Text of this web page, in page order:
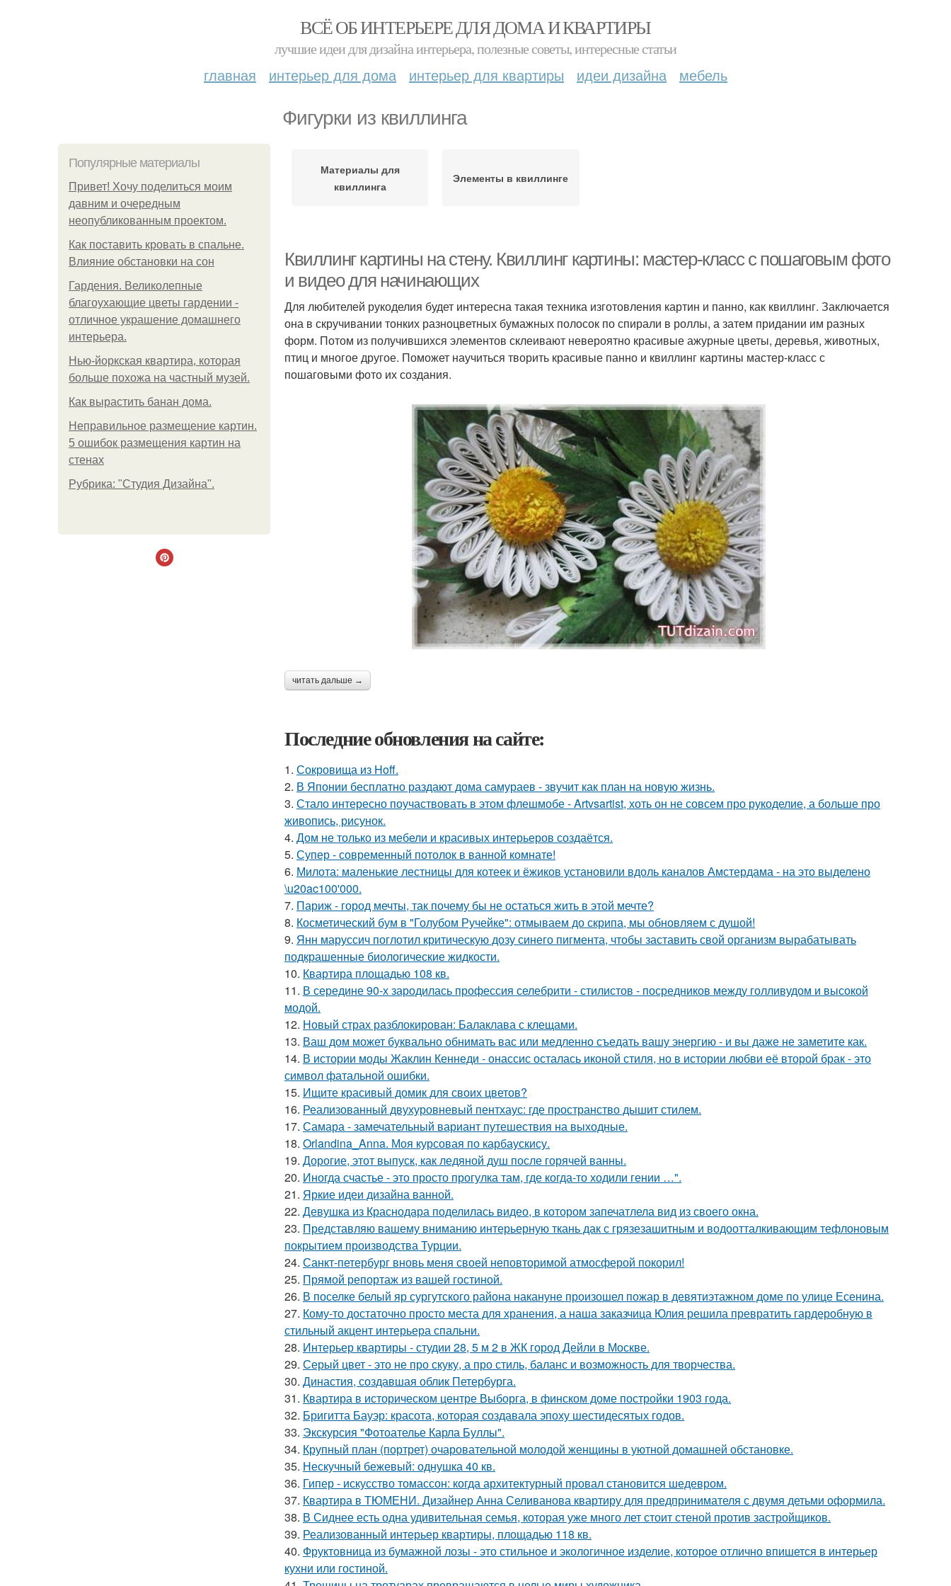
ВСЁ ОБ ИНТЕРЬЕРЕ ДЛЯ ДОМА И КВАРТИРЫ
лучшие идеи для дизайна интерьера, полезные советы, интересные статьи
главная интерьер для дома интерьер для квартиры идеи дизайна мебель
Фигурки из квиллинга
Популярные материалы
Привет! Хочу поделиться моим
давним и очередным
неопубликованным проектом.
Как поставить кровать в спальне.
Влияние обстановки на сон
Гардения. Великолепные
благоухающие цветы гардении -
отличное украшение домашнего
интерьера.
Нью-йоркская квартира, которая
больше похожа на частный музей.
Как вырастить банан дома.
Неправильное размещение картин.
5 ошибок размещения картин на
стенах
Рубрика: "Студия Дизайна".
Материалы для
квиллинга
Элементы в квиллинге
Квиллинг картины на стену. Квиллинг картины: мастер-класс с пошаговым фото
и видео для начинающих
Для любителей рукоделия будет интересна такая техника изготовления картин и панно, как квиллинг. Заключается
она в скручивании тонких разноцветных бумажных полосок по спирали в роллы, а затем придании им разных
форм. Потом из получившихся элементов склеивают невероятно красивые ажурные цветы, деревья, животных,
птиц и многое другое. Поможет научиться творить красивые панно и квиллинг картины мастер-класс с
пошаговыми фото их создания.
читать дальше →
Последние обновления на сайте:
1. Сокровища из Hoff.
2. В Японии бесплатно раздают дома самураев - звучит как план на новую жизнь.
3. Стало интересно поучаствовать в этом флешмобе - Artvsartist, хоть он не совсем про рукоделие, а больше про
живопись, рисунок.
4. Дом не только из мебели и красивых интерьеров создаётся.
5. Супер - современный потолок в ванной комнате!
6. Милота: маленькие лестницы для котеек и ёжиков установили вдоль каналов Амстердама - на это выделено
\u20ac100'000.
7. Париж - город мечты, так почему бы не остаться жить в этой мечте?
8. Косметический бум в "Голубом Ручейке": отмываем до скрипа, мы обновляем с душой!
9. Янн маруссич поглотил критическую дозу синего пигмента, чтобы заставить свой организм вырабатывать
подкрашенные биологические жидкости.
10. Квартира площадью 108 кв.
11. В середине 90-х зародилась профессия селебрити - стилистов - посредников между голливудом и высокой
модой.
12. Новый страх разблокирован: Балаклава с клещами.
13. Ваш дом может буквально обнимать вас или медленно съедать вашу энергию - и вы даже не заметите как.
14. В истории моды Жаклин Кеннеди - онассис осталась иконой стиля, но в истории любви её второй брак - это
символ фатальной ошибки.
15. Ищите красивый домик для своих цветов?
16. Реализованный двухуровневый пентхаус: где пространство дышит стилем.
17. Самара - замечательный вариант путешествия на выходные.
18. Orlandina_Anna. Моя курсовая по карбаускису.
19. Дорогие, этот выпуск, как ледяной душ после горячей ванны.
20. Иногда счастье - это просто прогулка там, где когда-то ходили гении …".
21. Яркие идеи дизайна ванной.
22. Девушка из Краснодара поделилась видео, в котором запечатлела вид из своего окна.
23. Представляю вашему вниманию интерьерную ткань дак с грязезашитным и водоотталкивающим тефлоновым
покрытием производства Турции.
24. Санкт-петербург вновь меня своей неповторимой атмосферой покорил!
25. Прямой репортаж из вашей гостиной.
26. В поселке белый яр сургутского района накануне произошел пожар в девятиэтажном доме по улице Есенина.
27. Кому-то достаточно просто места для хранения, а наша заказчица Юлия решила превратить гардеробную в
стильный акцент интерьера спальни.
28. Интерьер квартиры - студии 28, 5 м 2 в ЖК город Дейли в Москве.
29. Серый цвет - это не про скуку, а про стиль, баланс и возможность для творчества.
30. Династия, создавшая облик Петербурга.
31. Квартира в историческом центре Выборга, в финском доме постройки 1903 года.
32. Бригитта Бауэр: красота, которая создавала эпоху шестидесятых годов.
33. Экскурсия "Фотоателье Карла Буллы".
34. Крупный план (портрет) очаровательной молодой женщины в уютной домашней обстановке.
35. Нескучный бежевый: однушка 40 кв.
36. Гипер - искусство томассон: когда архитектурный провал становится шедевром.
37. Квартира в ТЮМЕНИ. Дизайнер Анна Селиванова квартиру для предпринимателя с двумя детьми оформила.
38. В Сиднее есть одна удивительная семья, которая уже много лет стоит стеной против застройщиков.
39. Реализованный интерьер квартиры, площадью 118 кв.
40. Фруктовница из бумажной лозы - это стильное и экологичное изделие, которое отлично впишется в интерьер
кухни или гостиной.